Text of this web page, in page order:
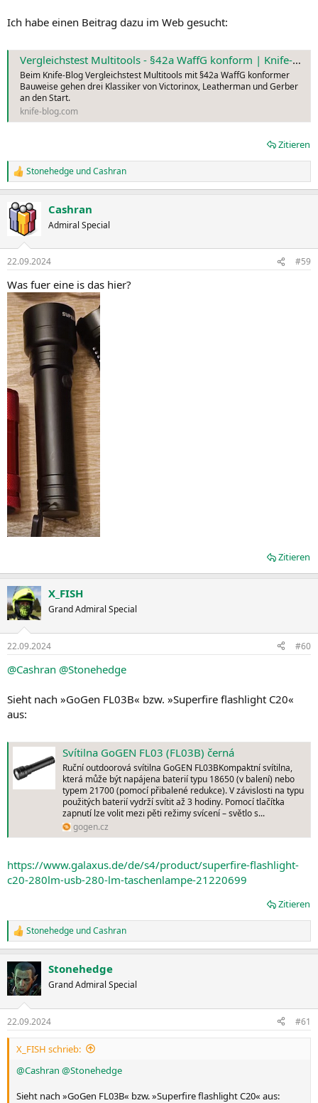
Ich habe einen Beitrag dazu im Web gesucht:
Vergleichstest Multitools - §42a WaffG konform | Knife-Blog
Beim Knife-Blog Vergleichstest Multitools mit §42a WaffG konformer
Bauweise gehen drei Klassiker von Victorinox, Leatherman und Gerber
an den Start.
knife-blog.com
Zitieren
R
e
k
t
i
e
:
Stonehedge undCashran
Cashran
Admiral Special
22.09.2024 #59
Was fuer eine is das hier?
Zitieren
X_FISH
Grand Admiral Special
22.09.2024 #60
@Cashran @Stonehedge
Sieht nach »GoGen FL03B« bzw. »Superfire flashlight C20«
aus:
Svítilna GoGEN FL03 (FL03B) černá
Ruční outdoorová svítilna GoGEN FL03BKompaktní svítilna,
která může být napájena baterií typu 18650 (v balení) nebo
typem 21700 (pomocí přibalené redukce). V závislosti na typu
použitých baterií vydrží svítit až 3 hodiny. Pomocí tlačítka
zapnutí lze volit mezi pěti režimy svícení – světlo s...
gogen.cz
https://www.galaxus.de/de/s4/product/superfire-flashlight-
c20-280lm-usb-280-lm-taschenlampe-21220699
Zitieren
R
e
k
t
i
e
n
Stonehedge undCashran
Stonehedge
Grand Admiral Special
22.09.2024 #61
X_FISH schrieb:
@Cashran @Stonehedge
Sieht nach »GoGen FL03B« bzw. »Superfire flashlight C20« aus: